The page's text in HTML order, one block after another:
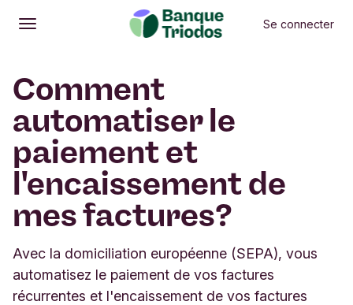
Ouvrir
Menu principal Se connecter
Comment
automatiser le
paiement et
l'encaissement de
mes factures?
Avec la domiciliation européenne (SEPA), vous
automatisez le paiement de vos factures
récurrentes et l'encaissement de vos factures